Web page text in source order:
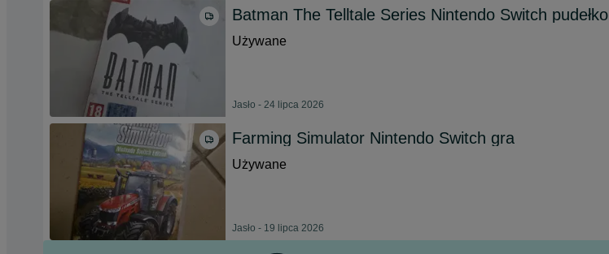
Batman The Telltale Series Nintendo Switch pudełko
Używane
Jasło - 24 lipca 2026
Farming Simulator Nintendo Switch gra
Używane
Jasło - 19 lipca 2026